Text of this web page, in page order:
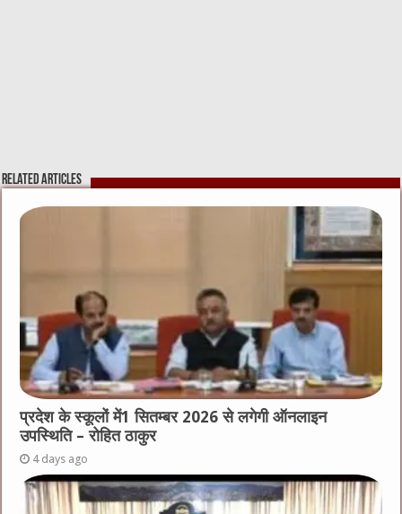
Related Articles
प्रदेश के स्कूलों में1 सितम्बर 2026 से लगेगी ऑनलाइन
उपस्थिति – रोहित ठाकुर
4 days ago